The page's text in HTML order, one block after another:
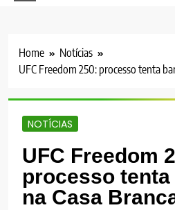
Home
Notícias
UFC Freedom 250: processo tenta
NOTÍCIAS
UFC Freedom
processo
na Casa